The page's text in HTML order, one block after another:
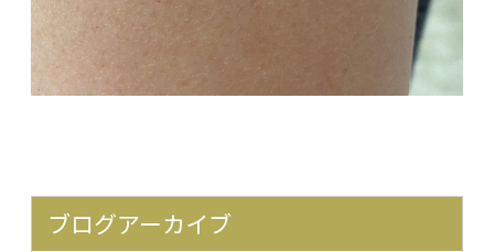
ブログアーカイブ